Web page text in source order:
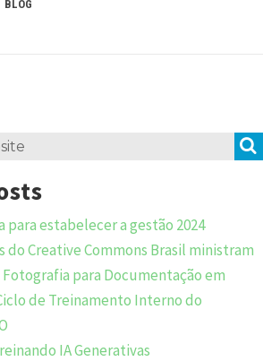
BLOG
para estabelecer a gestão 2024
do Creative Commons Brasil ministram
para Documentação em
de Treinamento Interno do
IA Generativas